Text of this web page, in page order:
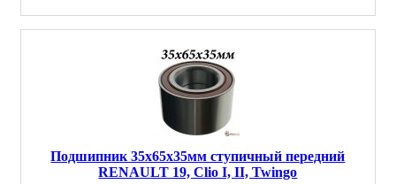
Подшипник 35х65х35мм ступичный передний
RENAULT 19, Clio I, II, Twingo